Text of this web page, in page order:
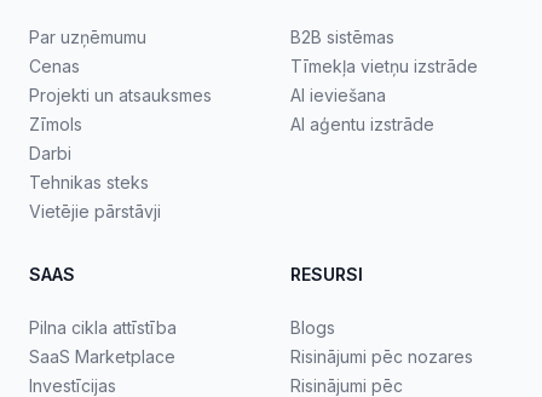
Par uzņēmumu
Cenas
Projekti un atsauksmes
Zīmols
Darbi
Tehnikas steks
Vietējie pārstāvji
B2B sistēmas
Tīmekļa vietņu izstrāde
AI ieviešana
AI aģentu izstrāde
SAAS
Pilna cikla attīstība
SaaS Marketplace
Investīcijas
RESURSI
Blogs
Risinājumi pēc nozares
Risinājumi pēc